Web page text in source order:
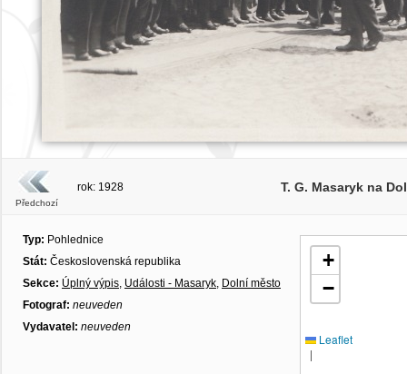
Předchozí
rok: 1928 T. G. Masaryk na
Typ: Pohlednice
Stát: Československá republika
Sekce: Úplný výpis, Události - Masaryk, Dolní město
Fotograf: neuveden
Vydavatel: neuveden
+
−
Leaflet
|